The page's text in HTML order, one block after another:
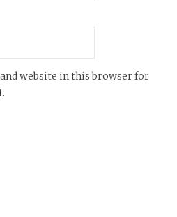
website in this browser for